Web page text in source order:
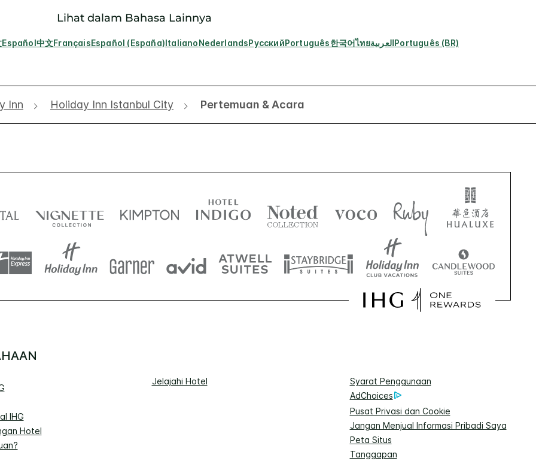
Lihat dalam Bahasa Lainnya
Español中文FrançaisEspañol (España)ItalianoNederlandsРусскийPortuguês한국어ไทยالعربيةPortuguês (BR)
Inn Holiday Inn Istanbul City Pertemuan & Acara
IHG
Hotel
Jelajahi Hotel
Syarat Penggunaan
AdChoices
Pusat Privasi dan Cookie
Jangan Menjual Informasi Pribadi Saya
Peta Situs
Tanggapan